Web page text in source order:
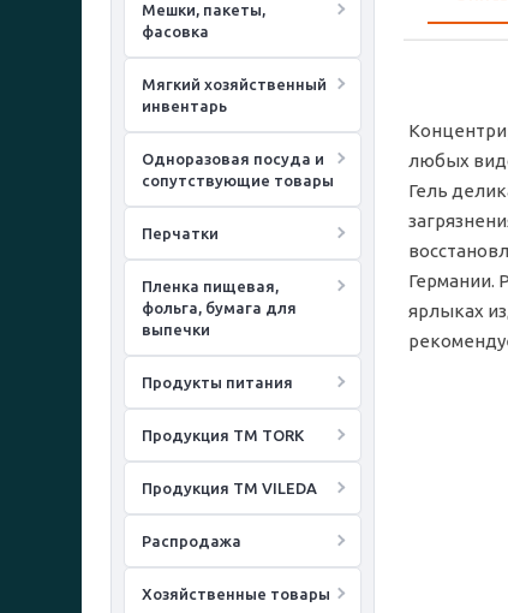
Мешки, пакеты,
фасовка
Мягкий хозяйственный
инвентарь
Одноразовая посуда и
сопутствующие товары
Перчатки
Пленка пищевая,
фольга, бумага для
выпечки
Продукты питания
Продукция ТМ TORK
Продукция ТМ VILEDA
Распродажа
Хозяйственные товары
любых
Гель
Германии.
ярлыках